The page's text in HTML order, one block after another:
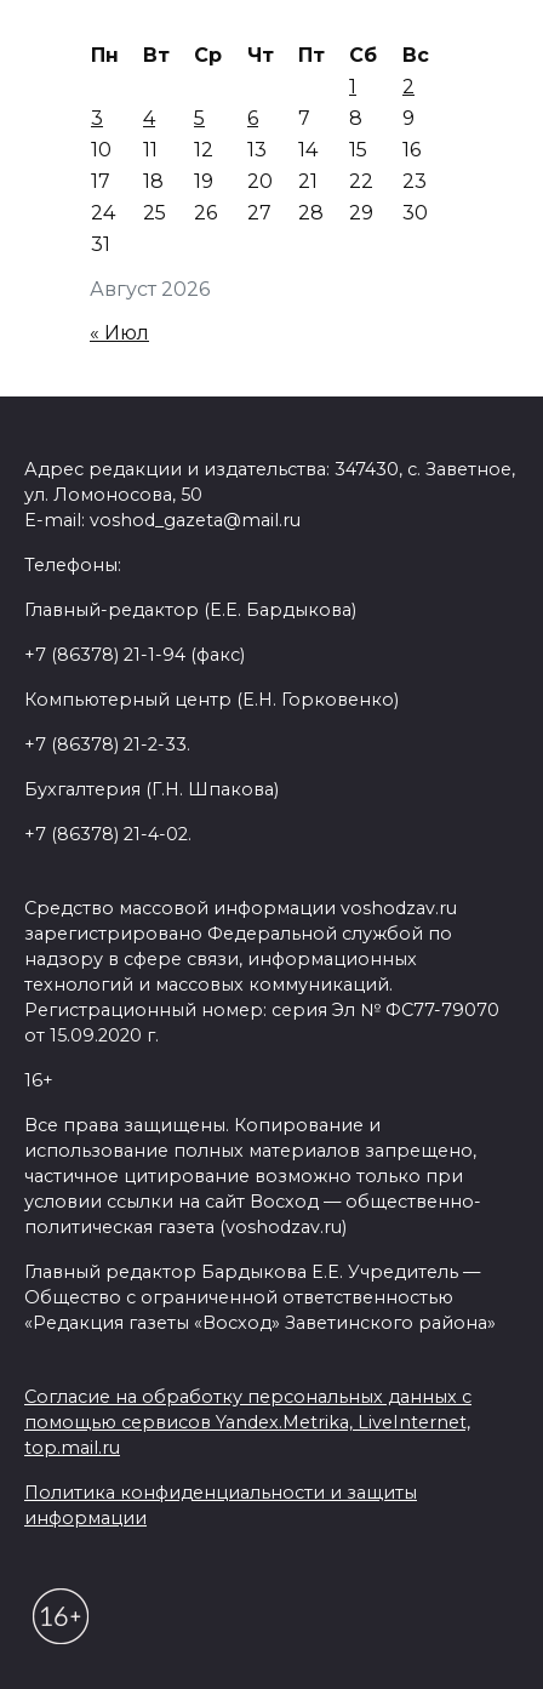
Август 2026
Пн Вт Ср Чт Пт Сб
Вс
1
2
3
4 5 6 7 8
9
10
11 12 13 14 15
16
17
18 19 20 21 22
23
24
25 26 27 28 29
30
31
« Июл
Адрес редакции и издательства: 347430, с. Заветное,
ул. Ломоносова, 50
E-mail: voshod_gazeta@mail.ru
Телефоны:
Главный-редактор (Е.Е. Бардыкова)
+7 (86378) 21-1-94 (факс)
Компьютерный центр (Е.Н. Горковенко)
+7 (86378) 21-2-33.
Бухгалтерия (Г.Н. Шпакова)
+7 (86378) 21-4-02.
Средство массовой информации voshodzav.ru
зарегистрировано Федеральной службой по
надзору в сфере связи, информационных
технологий и массовых коммуникаций.
Регистрационный номер: серия Эл № ФС77-79070
от 15.09.2020 г.
16+
Все права защищены. Копирование и
использование полных материалов запрещено,
частичное цитирование возможно только при
условии ссылки на сайт Восход — общественно-
политическая газета (voshodzav.ru)
Главный редактор Бардыкова Е.Е. Учредитель —
Общество с ограниченной ответственностью
«Редакция газеты «Восход» Заветинского района»
Согласие на обработку персональных данных с
помощью сервисов Yandex.Metrika, LiveInternet,
top.mail.ru
Политика конфиденциальности и защиты
информации